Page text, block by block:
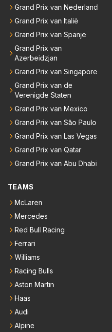
Grand Prix van Nederland
Grand Prix van Italië
Grand Prix van Spanje
Grand Prix van
Azerbeidzjan
Grand Prix van Singapore
Grand Prix van de
Verenigde Staten
Grand Prix van Mexico
Grand Prix van São Paulo
Grand Prix van Las Vegas
Grand Prix van Qatar
Grand Prix van Abu Dhabi
TEAMS
McLaren
Mercedes
Red Bull Racing
Ferrari
Williams
Racing Bulls
Aston Martin
Haas
Audi
Alpine